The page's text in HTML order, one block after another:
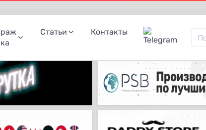
Статьи Контакты